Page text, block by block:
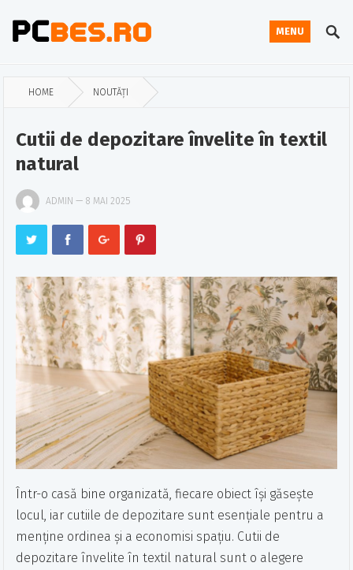
MENU
HOME NOUTĂȚI
Cutii de depozitare învelite în textil
natural
ADMIN — 8 MAI 2025
Într-o casă bine organizată, fiecare obiect își găsește
locul, iar cutiile de depozitare sunt esențiale pentru a
menține ordinea și a economisi spațiu. Cutii de
depozitare învelite în textil natural sunt o alegere